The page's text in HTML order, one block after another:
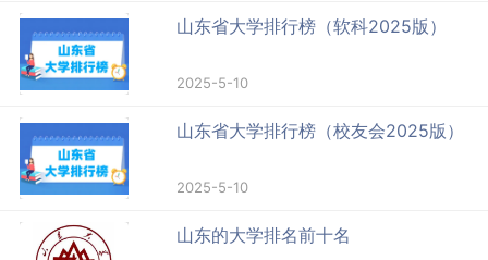
山东省大学排行榜（软科2025版）
2025-5-10
山东省大学排行榜（校友会2025版）
2025-5-10
山东的大学排名前十名